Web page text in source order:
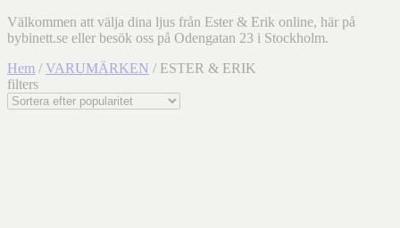
Välkommen att välja dina ljus från Ester & Erik online, här på
bybinett.se eller besök oss på Odengatan 23 i Stockholm.
Hem / VARUMÄRKEN / ESTER & ERIK
filters